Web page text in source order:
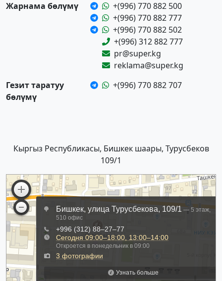
Жарнама бөлүмү
+(996) 770 882 500
+(996) 770 882 777
+(996) 770 882 502
+(996) 312 882 777
pr@super.kg
reklama@super.kg
Гезит таратуу
бөлүмү
+(996) 770 882 707
Кыргыз Республикасы, Бишкек шаары, Турусбеков
109/1